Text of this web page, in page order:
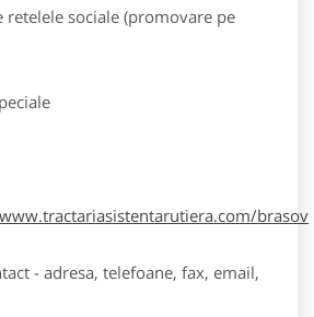
retelele sociale (promovare pe
brasov
- adresa, telefoane, fax, email,